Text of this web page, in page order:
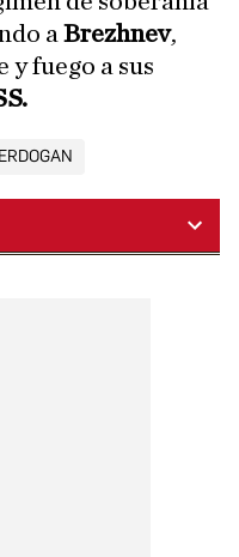
a Brezhnev,
y fuego a sus